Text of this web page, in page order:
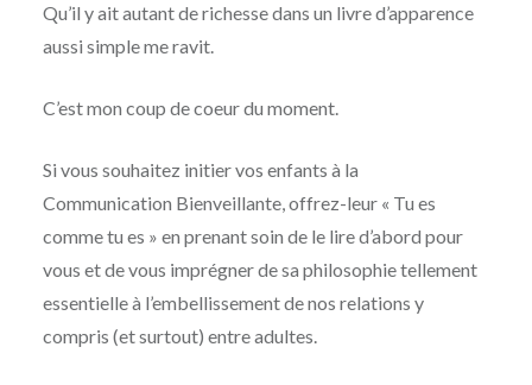
Qu’il y ait autant de richesse dans un livre d’apparence
aussi simple me ravit.
C’est mon coup de coeur du moment.
Si vous souhaitez initier vos enfants à la
Communication Bienveillante, offrez-leur « Tu es
comme tu es » en prenant soin de le lire d’abord pour
vous et de vous imprégner de sa philosophie tellement
essentielle à l’embellissement de nos relations y
compris (et surtout) entre adultes.